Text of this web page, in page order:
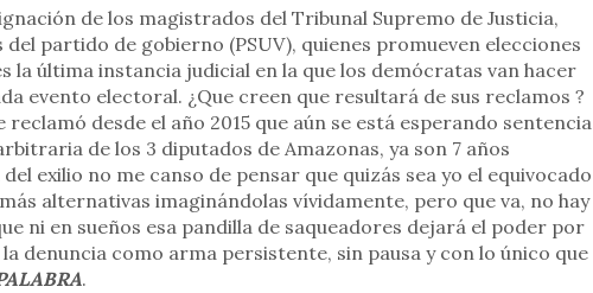
de los magistrados del Tribunal Supremo de Justicia,
partido de gobierno (PSUV), quienes promueven elecciones
la última instancia judicial en la que los demócratas van hacer
evento electoral. ¿Que creen que resultará de sus reclamos ?
reclamó desde el año 2015 que aún se está esperando sentencia
de los 3 diputados de Amazonas, ya son 7 años
exilio no me canso de pensar que quizás sea yo el equivocado
alternativas imaginándolas vívidamente, pero que va, no hay
ni en sueños esa pandilla de saqueadores dejará el poder por
denuncia como arma persistente, sin pausa y con lo único que
.